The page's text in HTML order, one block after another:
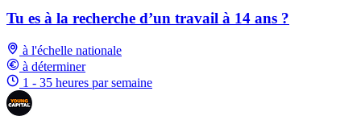
Tu es à la recherche d’un travail à 14 ans ?
à l'échelle nationale
à déterminer
1 - 35 heures par semaine